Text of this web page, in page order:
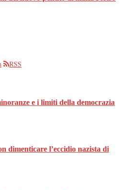
RSS
e i limiti della democrazia
dimenticare l’eccidio nazista di